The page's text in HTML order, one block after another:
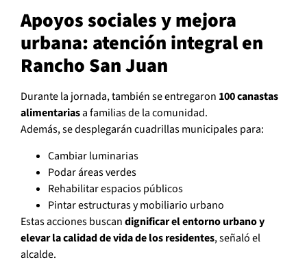
Apoyos sociales y mejora
urbana: atención integral en
Rancho San Juan
Durante la jornada, también se entregaron 100 canastas
alimentariasa familias de la comunidad.
Además, se desplegarán cuadrillas municipales para:
Cambiar luminarias
Podar áreas verdes
Rehabilitar espacios públicos
Pintar estructuras y mobiliario urbano
Estas acciones buscandignificar el entorno urbano y
elevar la calidad de vida de los residentes, señaló el
alcalde.